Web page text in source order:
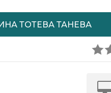
ТОТЕВА ТАНЕВА